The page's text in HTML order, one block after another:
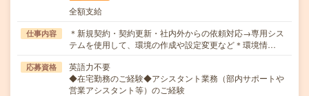
全額支給
仕事内容
＊新規契約・契約更新・社内外からの依頼対応→専用シス
テムを使用して、環境の作成や設定変更など＊環境情…
応募資格
英語力不要
◆在宅勤務のご経験◆アシスタント業務（部内サポートや
営業アシスタント等）のご経験